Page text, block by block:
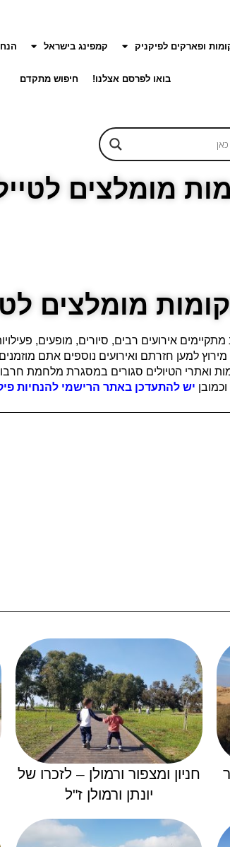
ופארקים לפיקניק קמפינג בישראל
בואו לפרסם אצלנו! חיפוש מתקדם
אירועים רבים, סיורים, מופעים,
למען חזרתם ואירועים נוספים אתם
ואתרי הטיולים סגורים במסגרת מלחמת
יש להתעדכן באתר הרישמי להנחיות
חניון ומצפור ורמולן – לזכרו של
יונתן ורמולן ז"ל